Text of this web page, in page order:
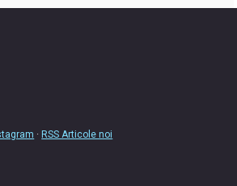
·RSS Articole noi